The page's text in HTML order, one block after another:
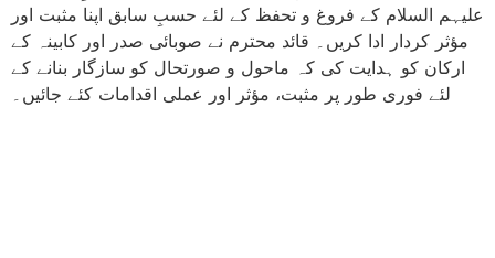
علیہم السلام کے فروغ و تحفظ کے لئے حسبِ سابق اپنا مثبت اور
مؤثر کردار ادا کریں۔ قائد محترم نے صوبائی صدر اور کابینہ کے
ارکان کو ہدایت کی کہ ماحول و صورتحال کو سازگار بنانے کے
لئے فوری طور پر مثبت، مؤثر اور عملی اقدامات کئے جائیں۔